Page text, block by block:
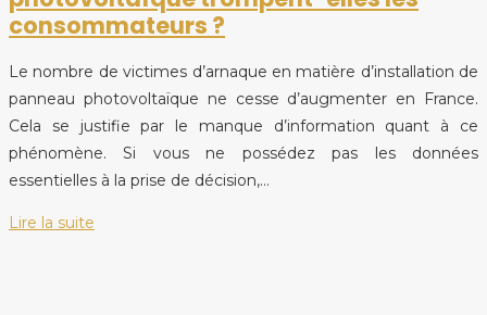
consommateurs ?
Le nombre de victimes d’arnaque en matière d’installation de
panneau photovoltaïque ne cesse d’augmenter en France.
Cela se justifie par le manque d’information quant à ce
phénomène. Si vous ne possédez pas les données
essentielles à la prise de décision,…
Lire la suite